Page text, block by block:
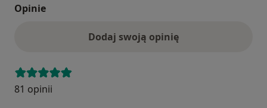
Opinie
Dodaj swoją opinię
81 opinii